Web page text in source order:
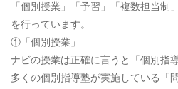
「個別授業」「予習」「複数担当制
を行っています。
①「個別授業」
ナビの授業は正確に言うと「個別指
多くの個別指導塾が実施している「